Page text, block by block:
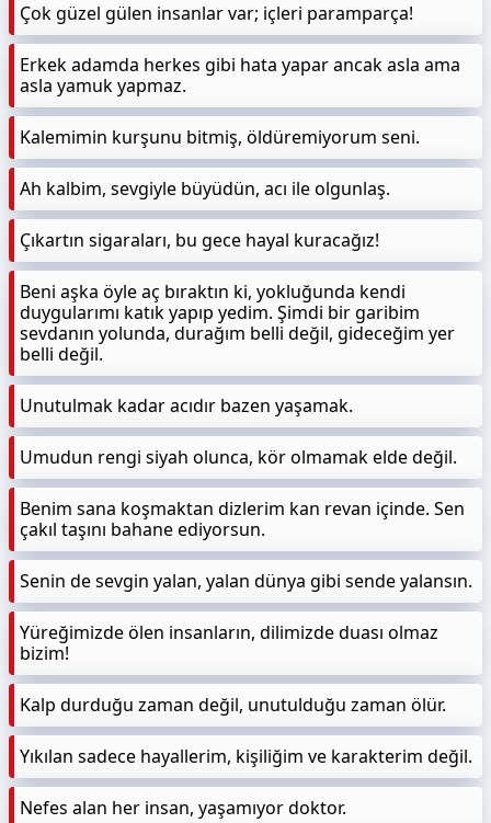
Çok güzel gülen insanlar var; içleri paramparça!
Erkek adamda herkes gibi hata yapar ancak asla ama
asla yamuk yapmaz.
Kalemimin kurşunu bitmiş, öldüremiyorum seni.
Ah kalbim, sevgiyle büyüdün, acı ile olgunlaş.
Çıkartın sigaraları, bu gece hayal kuracağız!
Beni aşka öyle aç bıraktın ki, yokluğunda kendi
duygularımı katık yapıp yedim. Şimdi bir garibim
sevdanın yolunda, durağım belli değil, gideceğim yer
belli değil.
Unutulmak kadar acıdır bazen yaşamak.
Umudun rengi siyah olunca, kör olmamak elde değil.
Benim sana koşmaktan dizlerim kan revan içinde. Sen
çakıl taşını bahane ediyorsun.
Senin de sevgin yalan, yalan dünya gibi sende yalansın.
Yüreğimizde ölen insanların, dilimizde duası olmaz
bizim!
Kalp durduğu zaman değil, unutulduğu zaman ölür.
Yıkılan sadece hayallerim, kişiliğim ve karakterim değil.
Nefes alan her insan, yaşamıyor doktor.